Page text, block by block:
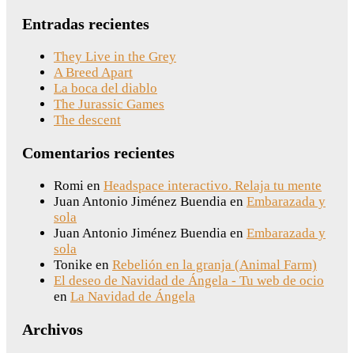
Entradas recientes
They Live in the Grey
A Breed Apart
La boca del diablo
The Jurassic Games
The descent
Comentarios recientes
Romi en Headspace interactivo. Relaja tu mente
Juan Antonio Jiménez Buendia en Embarazada y
sola
Juan Antonio Jiménez Buendia en Embarazada y
sola
Tonike en Rebelión en la granja (Animal Farm)
El deseo de Navidad de Ángela - Tu web de ocio
en La Navidad de Ángela
Archivos